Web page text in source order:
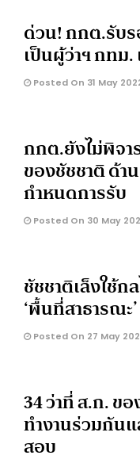
ด่วน! กกต.รับร
เป็นผู้ว่าฯ กทม.
Posted On 31 May
กกต.ยังไม่พิจา
ของชัชชาติ ด้
กำหนดการรับ
Posted On 30 May
ชัชชาติเล็งใช้
‘พื้นที่สาธารณะ
Posted On 27 May
34 ว่าที่ ส.ก. ข
ทำงานร่วมกัน
สอบ